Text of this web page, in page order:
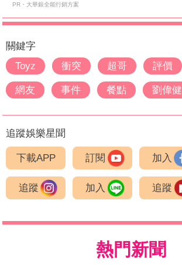
PR・大華銀全能行銷方案
關鍵字
Toyz
衝突 超哥 評價
網友 事件 餐點 劉偉健
追蹤娛樂星聞
下載APP 訂閱 加入
追蹤 加入 追蹤
熱門新聞